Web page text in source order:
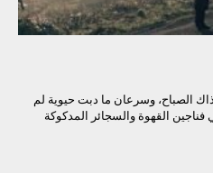
الصباح، وسرعان ما دبت حيوية لم
القهوة والسجائر المدكوكة